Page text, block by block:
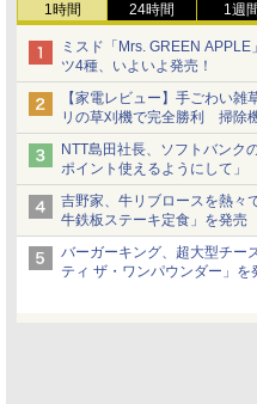
1時間 24時間 1週
ミスド「Mrs. GREEN APPLE
ツ4種、いよいよ発売！
【家電レビュー】手ごわい雑
リの草刈機で完全勝利 掃除
NTT島田社長、ソフトバンク
ポイント使えるようにして」
吉野家、牛リブロースを熱々
牛鉄板ステーキ定食」を発売
バーガーキング、超大型チー
ティ ザ・ワンパウンダー」を